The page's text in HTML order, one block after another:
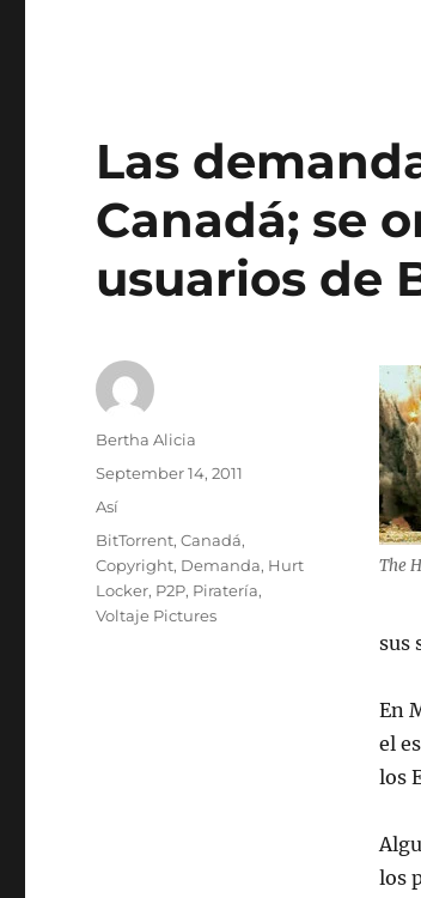
Las
Canadá; se
usuarios de
The
sus
En
el
los
los
Author
Bertha Alicia
Posted
September 14, 2011
Categories
Así
Tags
BitTorrent,Canadá,
Copyright, Demanda, Hurt
Locker, P2P, Piratería,
Voltaje Pictures